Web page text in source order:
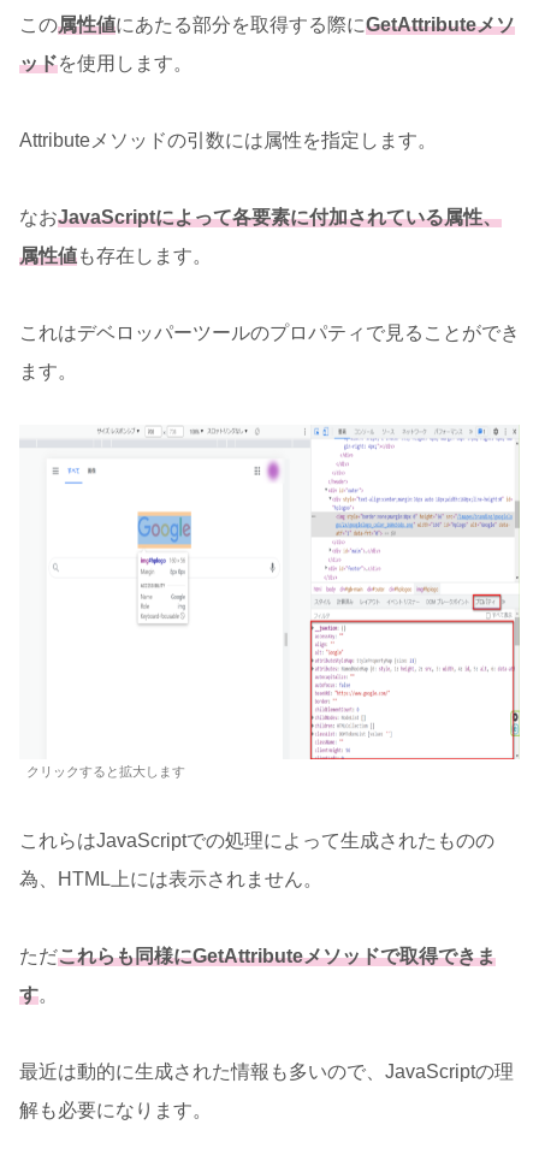
この属性値にあたる部分を取得する際にGetAttributeメソ
ッドを使用します。
Attributeメソッドの引数には属性を指定します。
なおJavaScriptによって各要素に付加されている属性、
属性値も存在します。
これはデベロッパーツールのプロパティで見ることができ
ます。
クリックすると拡大します
これらはJavaScriptでの処理によって生成されたものの
為、HTML上には表示されません。
ただこれらも同様にGetAttributeメソッドで取得できま
す。
最近は動的に生成された情報も多いので、JavaScriptの理
解も必要になります。